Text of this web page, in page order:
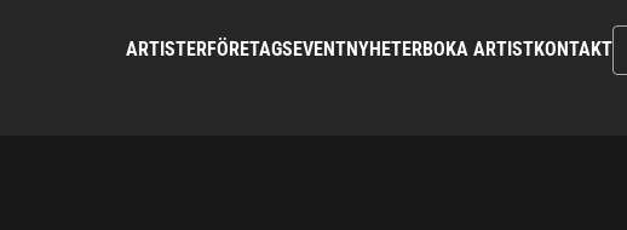
ARTISTERFÖRETAGSEVENTNYHETERBOKA ARTISTKONTAKT